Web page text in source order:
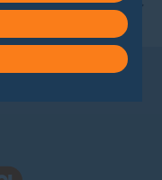
in unserer